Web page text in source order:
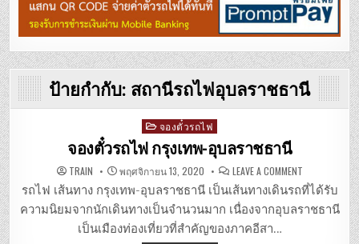
ป้ายกำกับ: สถานีรถไฟอุบลราชธานี
Posted
in
จองตั๋วรถไฟ
จองตั๋วรถไฟ กรุงเทพ-อุบลราชธานี
TRAIN พฤศจิกายน 13, 2020 LEAVE A COMMENTON
จอง
ตั๋ว
รถไฟ
กรุงเทพ-
อุบลราชธานี
รถไฟ เส้นทาง กรุงเทพ-อุบลราชธานี เป็นเส้นทางเดินรถที่ได้รับ
ความนิยมจากนักเดินทางเป็นจำนวนมาก เนื่องจากอุบลราชธานี
เป็นเมืองท่องเที่ยวที่สำคัญของภาคอีสา…